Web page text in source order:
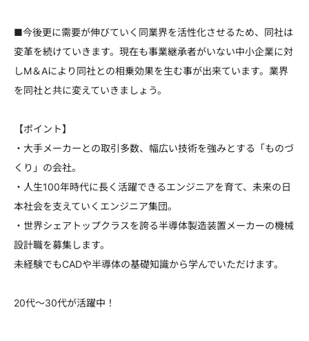
■今後更に需要が伸びていく同業界を活性化させるため、同社は
変革を続けていきます。現在も事業継承者がいない中小企業に対
しM＆Aにより同社との相乗効果を生む事が出来ています。業界
を同社と共に変えていきましょう。
【ポイント】
・大手メーカーとの取引多数、幅広い技術を強みとする「ものづ
くり」の会社。
・人生100年時代に長く活躍できるエンジニアを育て、未来の日
本社会を支えていくエンジニア集団。
・世界シェアトップクラスを誇る半導体製造装置メーカーの機械
設計職を募集します。
未経験でもCADや半導体の基礎知識から学んでいただけます。
20代～30代が活躍中！